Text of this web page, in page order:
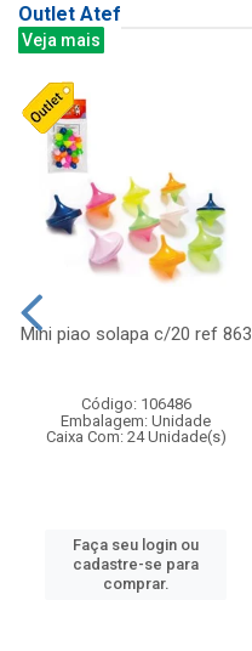
Outlet Atef
Veja mais
Mini piao solapa c/20 ref 863
Código: 106486
Embalagem: Unidade
Caixa Com: 24 Unidade(s)
Faça seu login ou
cadastre-se para
comprar.